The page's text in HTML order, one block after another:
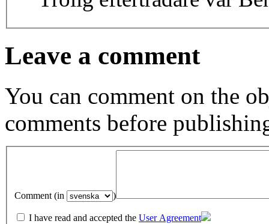
Leave a comment
You can comment on the
comments before
Comment (in )
I have read and accepted the User Agreement